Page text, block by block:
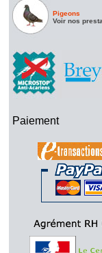
Pigeons
Voir nos
Paiement